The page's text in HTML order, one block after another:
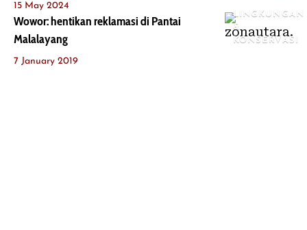
15 May 2024
LINGKUNGAN
&
KONSERVASI
Wowor: hentikan reklamasi di Pantai
Malalayang
7 January 2019